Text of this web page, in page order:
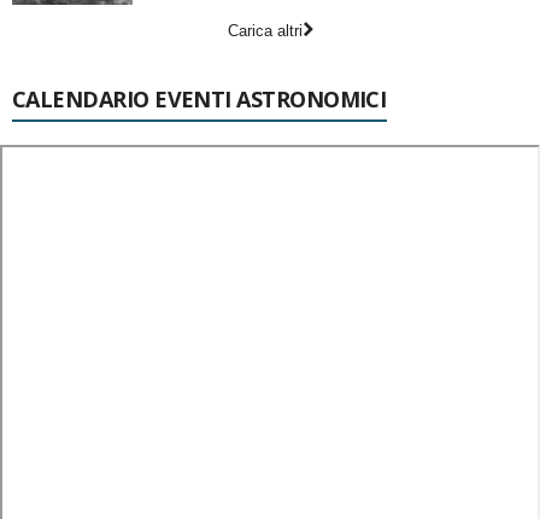
Carica altri
CALENDARIO EVENTI ASTRONOMICI